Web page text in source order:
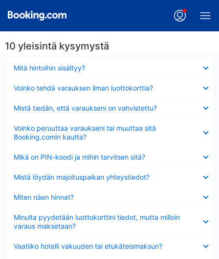
10 yleisintä kysymystä
Mitä hintoihin sisältyy?
Voinko tehdä varauksen ilman luottokorttia?
Mistä tiedän, että varaukseni on vahvistettu?
Voinko peruuttaa varaukseni tai muuttaa sitä
Booking.comin kautta?
Mikä on PIN-koodi ja mihin tarvitsen sitä?
Mistä löydän majoituspaikan yhteystiedot?
Miten näen hinnat?
Minulta pyydetään luottokorttini tiedot, mutta milloin
varaus maksetaan?
Vaatiiko hotelli vakuuden tai etukäteismaksun?